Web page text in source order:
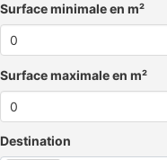
Surface minimale en m²
Surface maximale en m²
Destination